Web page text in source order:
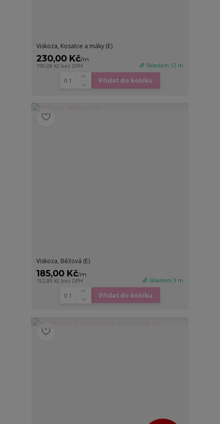
Viskoza, Kosatce a máky (E)
230,00 Kč/m
190,08 Kč bez DPH 🌈 Skladem 12 m
Přidat do košíku
Viskoza, Béžová (E)
185,00 Kč/m
152,89 Kč bez DPH 🌈 Skladem 3 m
Přidat do košíku